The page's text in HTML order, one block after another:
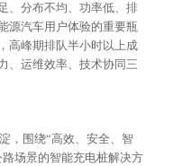
、分布不均、功率低、排
源汽车用户体验的重要瓶
高峰期排队半小时以上成
、运维效率、技术协同三
，围绕“高效、安全、智
场景的智能充电桩解决方